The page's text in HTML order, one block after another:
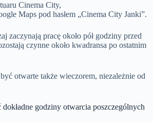
Cinema City,
Maps pod hasłem „Cinema City Janki”.
zaczynają pracę około pół godziny przed
czynne około kwadransa po ostatnim
otwarte także wieczorem, niezależnie od
godziny otwarcia poszczególnych